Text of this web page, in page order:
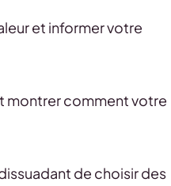
et informer votre
montrer comment votre
de choisir des